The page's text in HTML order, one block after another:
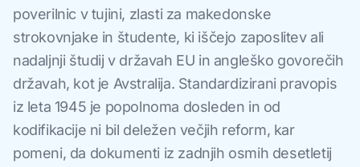
poverilnic v tujini, zlasti za makedonske
strokovnjake in študente, ki iščejo zaposlitev ali
nadaljnji študij v državah EU in angleško govorečih
državah, kot je Avstralija. Standardizirani pravopis
iz leta 1945 je popolnoma dosleden in od
kodifikacije ni bil deležen večjih reform, kar
pomeni, da dokumenti iz zadnjih osmih desetletij